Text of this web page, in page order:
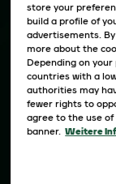
Es bedarf
vielfältiges
Ganz
Filterkaffee
bevorzugst
store your
build a profile of
advertisements. By
more about the
Depending on
countries with a
authorities may
fewer rights to
agree to the use of
banner. Weitere